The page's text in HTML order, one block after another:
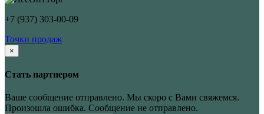
+7 (937) 303-00-09
Точки продаж
×
Стать партнером
Ваше сообщение отправлено. Мы скоро с Вами свяжемся.
Произошла ошибка. Сообщение не отправлено.